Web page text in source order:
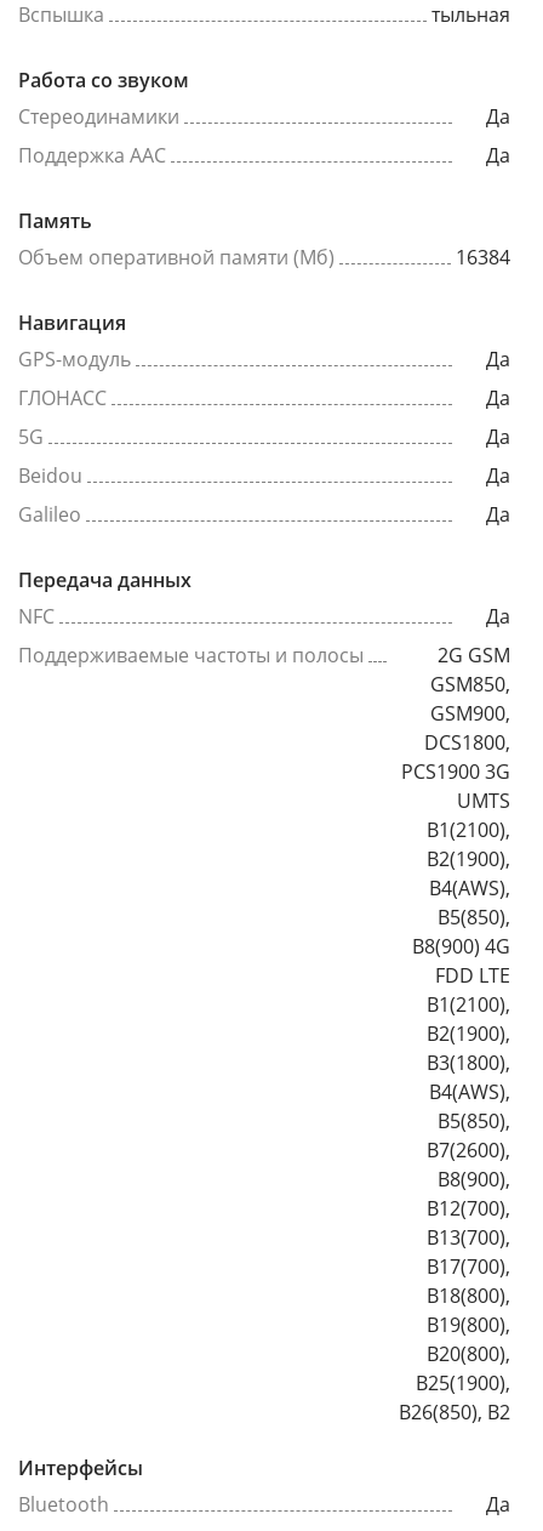
Вспышка
тыльная
Работа со звуком
Стереодинамики
Да
Поддержка AAC
Да
Память
Объем оперативной памяти (Мб)
16384
Навигация
GPS-модуль
Да
ГЛОНАСС
Да
5G
Да
Beidou
Да
Galileo
Да
Передача данных
NFC
Да
Поддерживаемые частоты и полосы
2G GSM
GSM850,
GSM900,
DCS1800,
PCS1900 3G
UMTS
B1(2100),
B2(1900),
B4(AWS),
B5(850),
B8(900) 4G
FDD LTE
B1(2100),
B2(1900),
B3(1800),
B4(AWS),
B5(850),
B7(2600),
B8(900),
B12(700),
B13(700),
B17(700),
B18(800),
B19(800),
B20(800),
B25(1900),
B26(850), B2
Интерфейсы
Bluetooth
Да